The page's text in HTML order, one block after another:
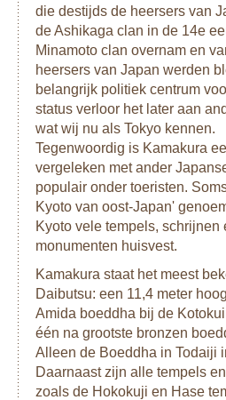
die destijds de heersers van
de Ashikaga clan in de 14e
Minamoto clan overnam en
heersers van Japan werden
belangrijk politiek centrum
status verloor het later aan
wat wij nu als Tokyo kennen.
Tegenwoordig is Kamakura
vergeleken met ander
populair onder toeristen.
Kyoto van oost-Japan'
Kyoto vele tempels, schrijnen
monumenten huisvest.
Kamakura staat het meest
Daibutsu: een 11,4 meter
Amida boeddha bij de
één na grootste bronzen
Alleen de Boeddha in Todaiji
Daarnaast zijn alle tempels
zoals de Hokokuji en Hase